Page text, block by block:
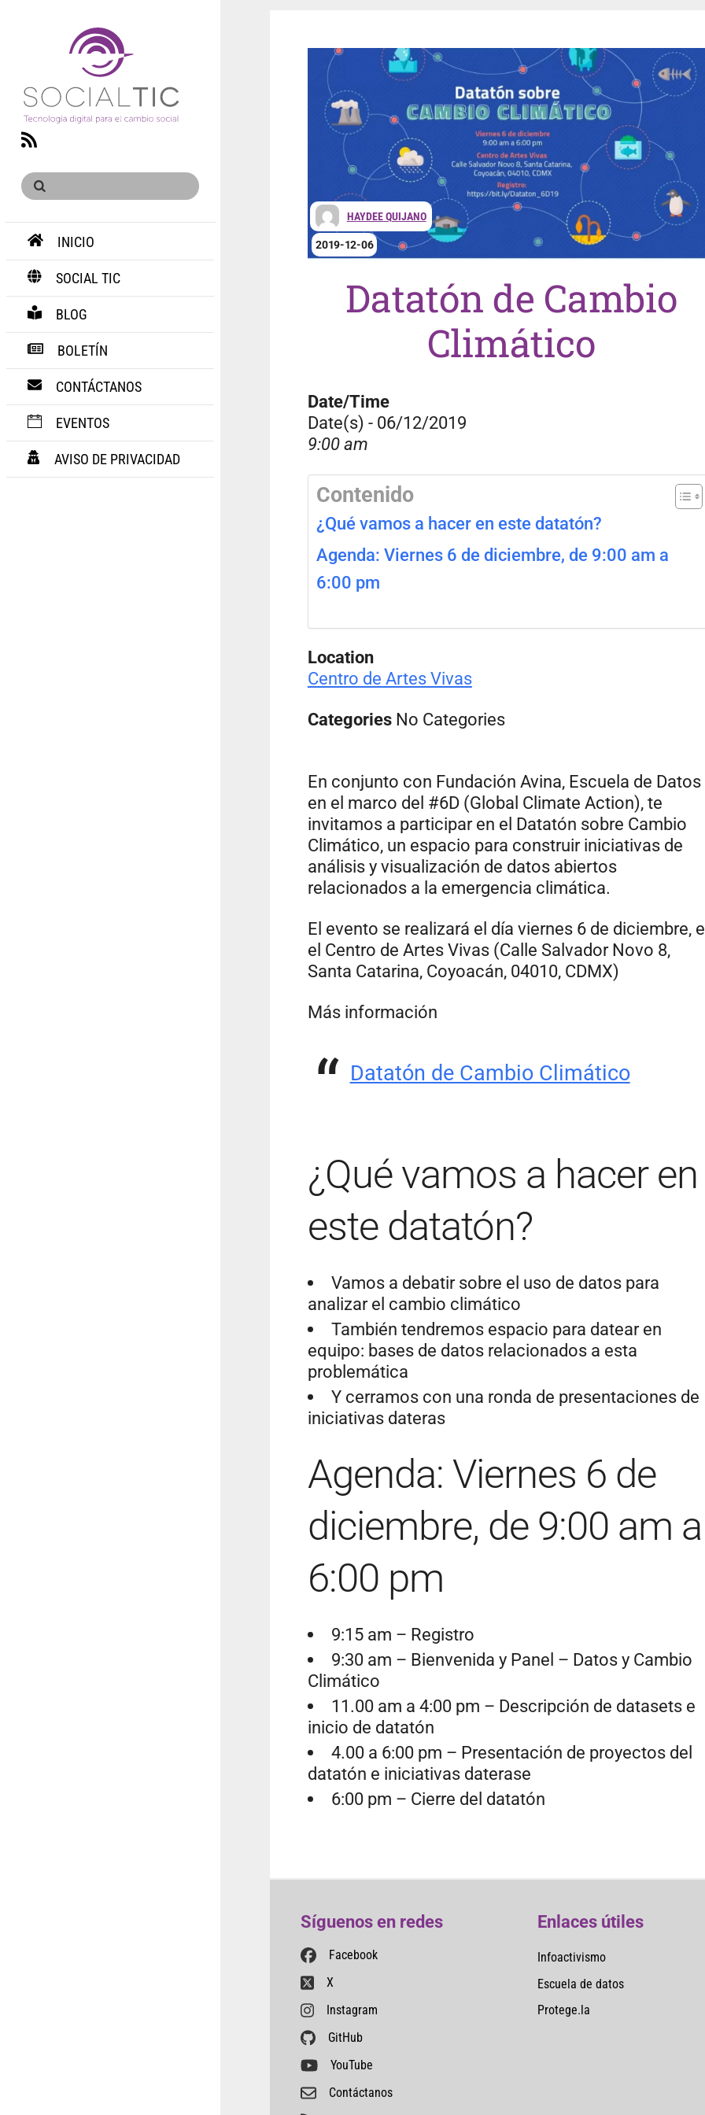
RSS
INICIO
SOCIAL TIC
BLOG
BOLETÍN
CONTÁCTANOS
EVENTOS
AVISO DE PRIVACIDAD
HAYDEE QUIJANO
2019-12-06
Datatón de Cambio
Climático
Date/Time
Date(s) - 06/12/2019
9:00 am
Contenido
¿Qué vamos a hacer en este datatón?
Agenda: Viernes 6 de diciembre, de 9:00 am a
6:00 pm
Location
Centro de Artes Vivas
CategoriesNo Categories
En conjunto con Fundación Avina, Escuela de Datos
en el marco del #6D (Global Climate Action), te
invitamos a participar en el Datatón sobre Cambio
Climático, un espacio para construir iniciativas de
análisis y visualización de datos abiertos
relacionados a la emergencia climática.
El evento se realizará el día viernes 6 de diciembre,
el Centro de Artes Vivas (Calle Salvador Novo 8,
Santa Catarina, Coyoacán, 04010, CDMX)
Más información
Datatón de Cambio Climático
¿Qué vamos a hacer en
este datatón?
Vamos a debatir sobre el uso de datos para
analizar el cambio climático
También tendremos espacio para datear en
equipo: bases de datos relacionados a esta
problemática
Y cerramos con una ronda de presentaciones de
iniciativas dateras
Agenda: Viernes 6 de
diciembre, de 9:00 am a
6:00 pm
9:15 am – Registro
9:30 am – Bienvenida y Panel – Datos y Cambio
Climático
11.00 am a 4:00 pm – Descripción de datasets e
inicio de datatón
4.00 a 6:00 pm – Presentación de proyectos del
datatón e iniciativas daterase
6:00 pm – Cierre del datatón
Síguenos en redes
Facebook
X
Instagram
GitHub
YouTube
Contáctanos
Enlaces útiles
Infoactivismo
Escuela de datos
Protege.la